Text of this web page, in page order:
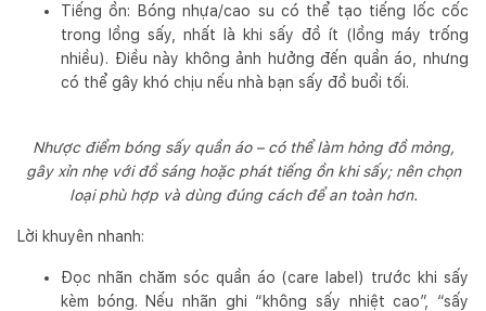
Tiếng ồn: Bóng nhựa/cao su có thể tạo tiếng lốc cốc
trong lồng sấy, nhất là khi sấy đồ ít (lồng máy trống
nhiều). Điều này không ảnh hưởng đến quần áo, nhưng
có thể gây khó chịu nếu nhà bạn sấy đồ buổi tối.
Nhược điểm bóng sấy quần áo – có thể làm hỏng đồ mỏng,
gây xỉn nhẹ với đồ sáng hoặc phát tiếng ồn khi sấy; nên chọn
loại phù hợp và dùng đúng cách để an toàn hơn.
Lời khuyên nhanh:
Đọc nhãn chăm sóc quần áo (care label) trước khi sấy
kèm bóng. Nếu nhãn ghi “không sấy nhiệt cao”, “sấy